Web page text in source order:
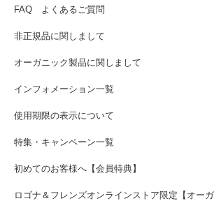
FAQ よくあるご質問
非正規品に関しまして
オーガニック製品に関しまして
インフォメーション一覧
使用期限の表示について
特集・キャンペーン一覧
初めてのお客様へ【会員特典】
ロゴナ＆フレンズオンラインストア限定【オー